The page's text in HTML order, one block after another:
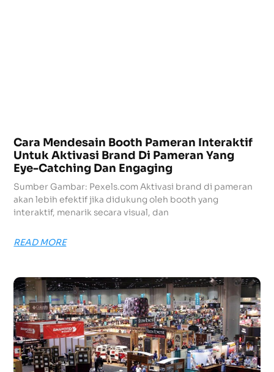
Cara Mendesain Booth Pameran Interaktif
Untuk Aktivasi Brand Di Pameran Yang
Eye-Catching Dan Engaging
Sumber Gambar: Pexels.com Aktivasi brand di pameran
akan lebih efektif jika didukung oleh booth yang
interaktif, menarik secara visual, dan
READ MORE